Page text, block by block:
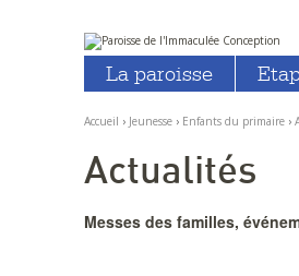
Aller
au
contenu.
à
Outils
personnels
La paroisse
Accueil › Jeunesse › Enfants du primaire ›
Actualités
Messes des familles,